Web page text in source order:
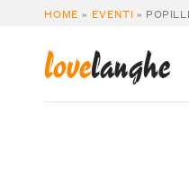
HOME » EVENTI »
lovelanghe